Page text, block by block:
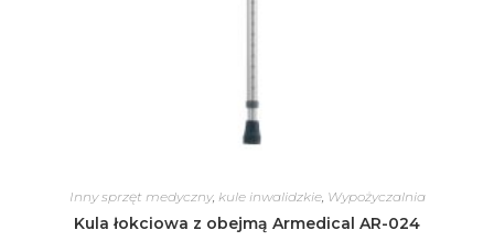
Inny sprzęt medyczny, kule inwalidzkie, Wypożyczalnia
Kula łokciowa z obejmą Armedical AR-024